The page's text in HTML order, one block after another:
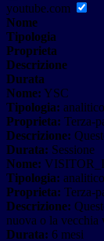
youtube.com
Nome
Tipologia
Proprieta
Descrizione
Durata
Nome: YSC
Tipologia: analitico
Proprieta: Terza-
Descrizione:
Durata: Sessione
Nome:
Tipologia: analitico
Proprieta: Terza-
Descrizione:
nuova o la vecchia
Durata: 6 mesi